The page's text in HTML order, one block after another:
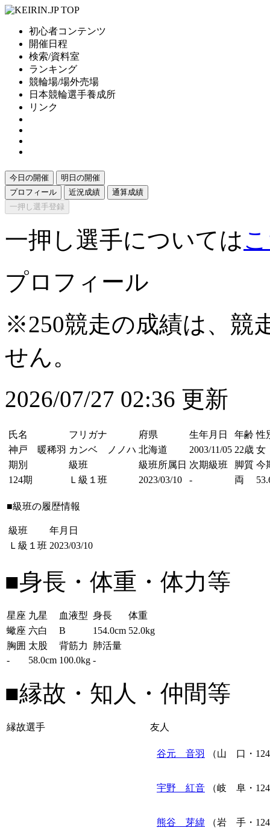
初心者コンテンツ
開催日程
検索/資料室
ランキング
競輪場/場外売場
日本競輪選手養成所
リンク
今日の開催
明日の開催
プロフィール
近況成績
通算成績
一押し選手登録
一押し選手については
プロフィール
※250競走の成績は、競
せん。
2026/07/27 02:36 更新
氏名 フリガナ 府県 生年月日 年齢 性
神戸 暖稀羽 カンベ ノノハ 北海道 2003/11/05 22歳 女
期別
級班 級班所属日 次期級班 脚質 今
124期
Ｌ級１班 2023/03/10 - 両
■級班の履歴情報
級班
年月日
Ｌ級１班 2023/03/10
■身長・体重・体力等
星座 九星 血液型 身長
体重
蠍座 六白 B 154.0cm 52.0kg
胸囲 太股 背筋力
肺活量
-
58.0cm 100.0kg -
■縁故・知人・仲間等
縁故選手 友人
谷元 音羽 （山 口・
宇野 紅音 （岐 阜・
熊谷 芽緯 （岩 手・